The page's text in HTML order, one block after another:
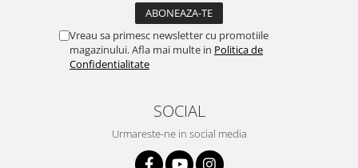
Vreau sa primesc newsletter cu promotiile
magazinului. Afla mai multe in Politica de
Confidentialitate
SOCIAL
Urmareste-ne in social media